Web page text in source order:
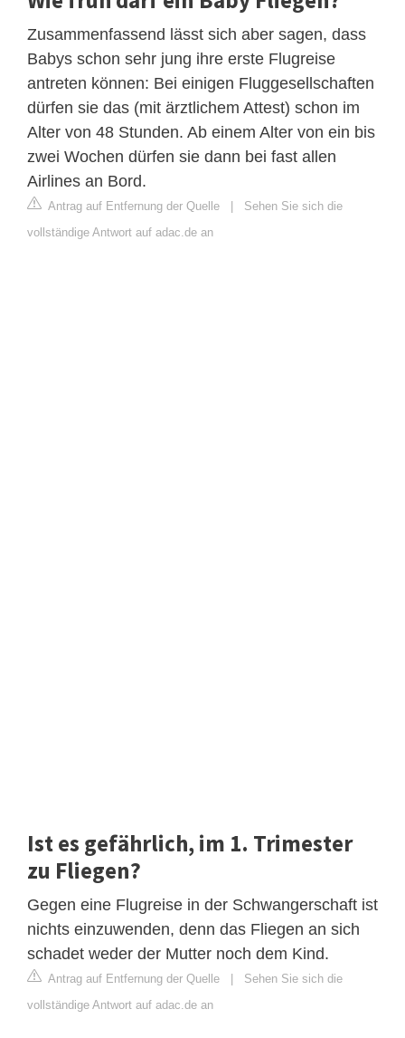
Zusammenfassend lässt sich aber sagen, dass
Babys schon sehr jung ihre erste Flugreise
antreten können: Bei einigen Fluggesellschaften
dürfen sie das (mit ärztlichem Attest) schon im
Alter von 48 Stunden. Ab einem Alter von ein bis
zwei Wochen dürfen sie dann bei fast allen
Airlines an Bord.
Antrag auf Entfernung der Quelle | Sehen Sie sich die
vollständige Antwort auf adac.de an
Ist es gefährlich, im 1. Trimester
zu Fliegen?
Gegen eine Flugreise in der Schwangerschaft ist
nichts einzuwenden, denn das Fliegen an sich
schadet weder der Mutter noch dem Kind.
Antrag auf Entfernung der Quelle | Sehen Sie sich die
vollständige Antwort auf adac.de an